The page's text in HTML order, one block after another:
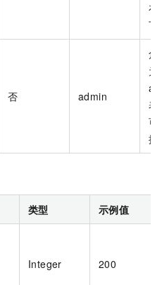
在
下
否 admin
角
为
表
可
控
类型 示例值
Integer 200